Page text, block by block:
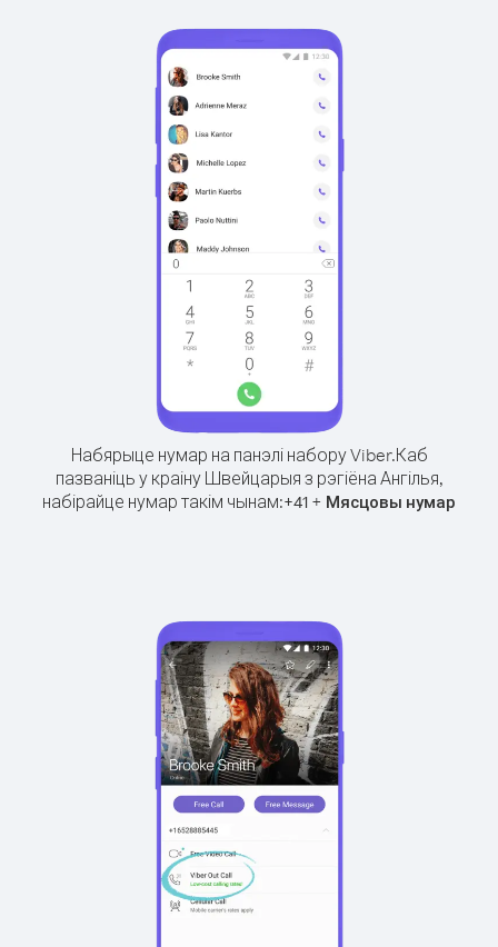
Набярыце нумар на панэлі набору Viber.Каб
пазваніць у краіну Швейцарыя з рэгіёна Ангілья,
набірайце нумар такім чынам:+41 + Мясцовы нумар